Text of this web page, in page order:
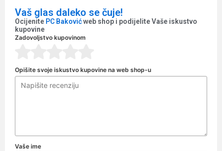
Vaš glas daleko se čuje!
Ocijenite PC Bakovićweb shop i podijelite Vaše iskustvo
kupovine
Zadovoljstvo kupovinom
Opišite svoje iskustvo kupovine na web shop-u
Vaše ime